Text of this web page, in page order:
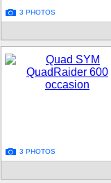
3 PHOTOS
3 PHOTOS